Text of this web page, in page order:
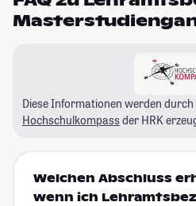
Diese Informationen werden
Hochschulkompass der HRK
Welchen Abschluss
wenn ich